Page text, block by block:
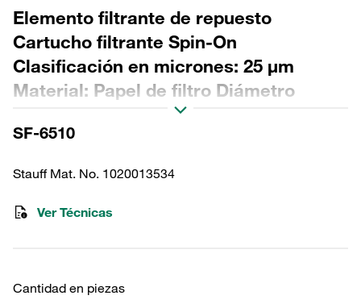
Elemento filtrante de repuesto
Cartucho filtrante Spin-On
Clasificación en micrones: 25 µm
Material: Papel de filtro Diámetro
exterior (mm): 93,2 Longitud (mm): 147
Sellado: NBR, relación β >2
SF-6510
Stauff Mat. No. 1020013534
Ver Técnicas
Cantidad en piezas